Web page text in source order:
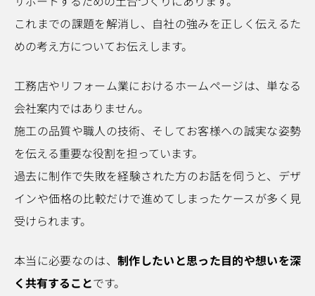
これまでの課題を解消し、自社の強みを正しく伝えるた
めの考え方についてお伝えします。
工務店やリフォーム業におけるホームページは、単なる
会社案内ではありません。
施工の品質や職人の技術、そしてお客様への誠実な姿勢
を伝える重要な役割を担っています。
過去に制作で失敗を経験された方のお話を伺うと、デザ
インや価格の比較だけで進めてしまったケースが多く見
受けられます。
本当に必要なのは、 制作したいと思った目的や想いを深
く共有することです。